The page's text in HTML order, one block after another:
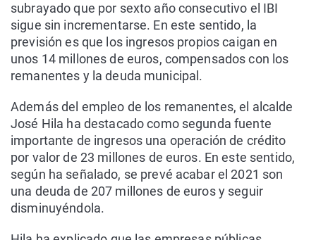
subrayado que por sexto año consecutivo el IBI
sigue sin incrementarse. En este sentido, la
previsión es que los ingresos propios caigan en
unos 14 millones de euros, compensados con los
remanentes y la deuda municipal.
Además del empleo de los remanentes, el alcalde
José Hila ha destacado como segunda fuente
importante de ingresos una operación de crédito
por valor de 23 millones de euros. En este sentido,
según ha señalado, se prevé acabar el 2021 son
una deuda de 207 millones de euros y seguir
disminuyéndola.